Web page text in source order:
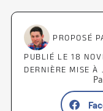
PROPOSÉ
PUBLIÉ LE 18
DERNIÈRE MISE